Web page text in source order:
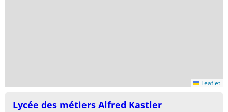
Leaflet
Lycée des métiers Alfred Kastler